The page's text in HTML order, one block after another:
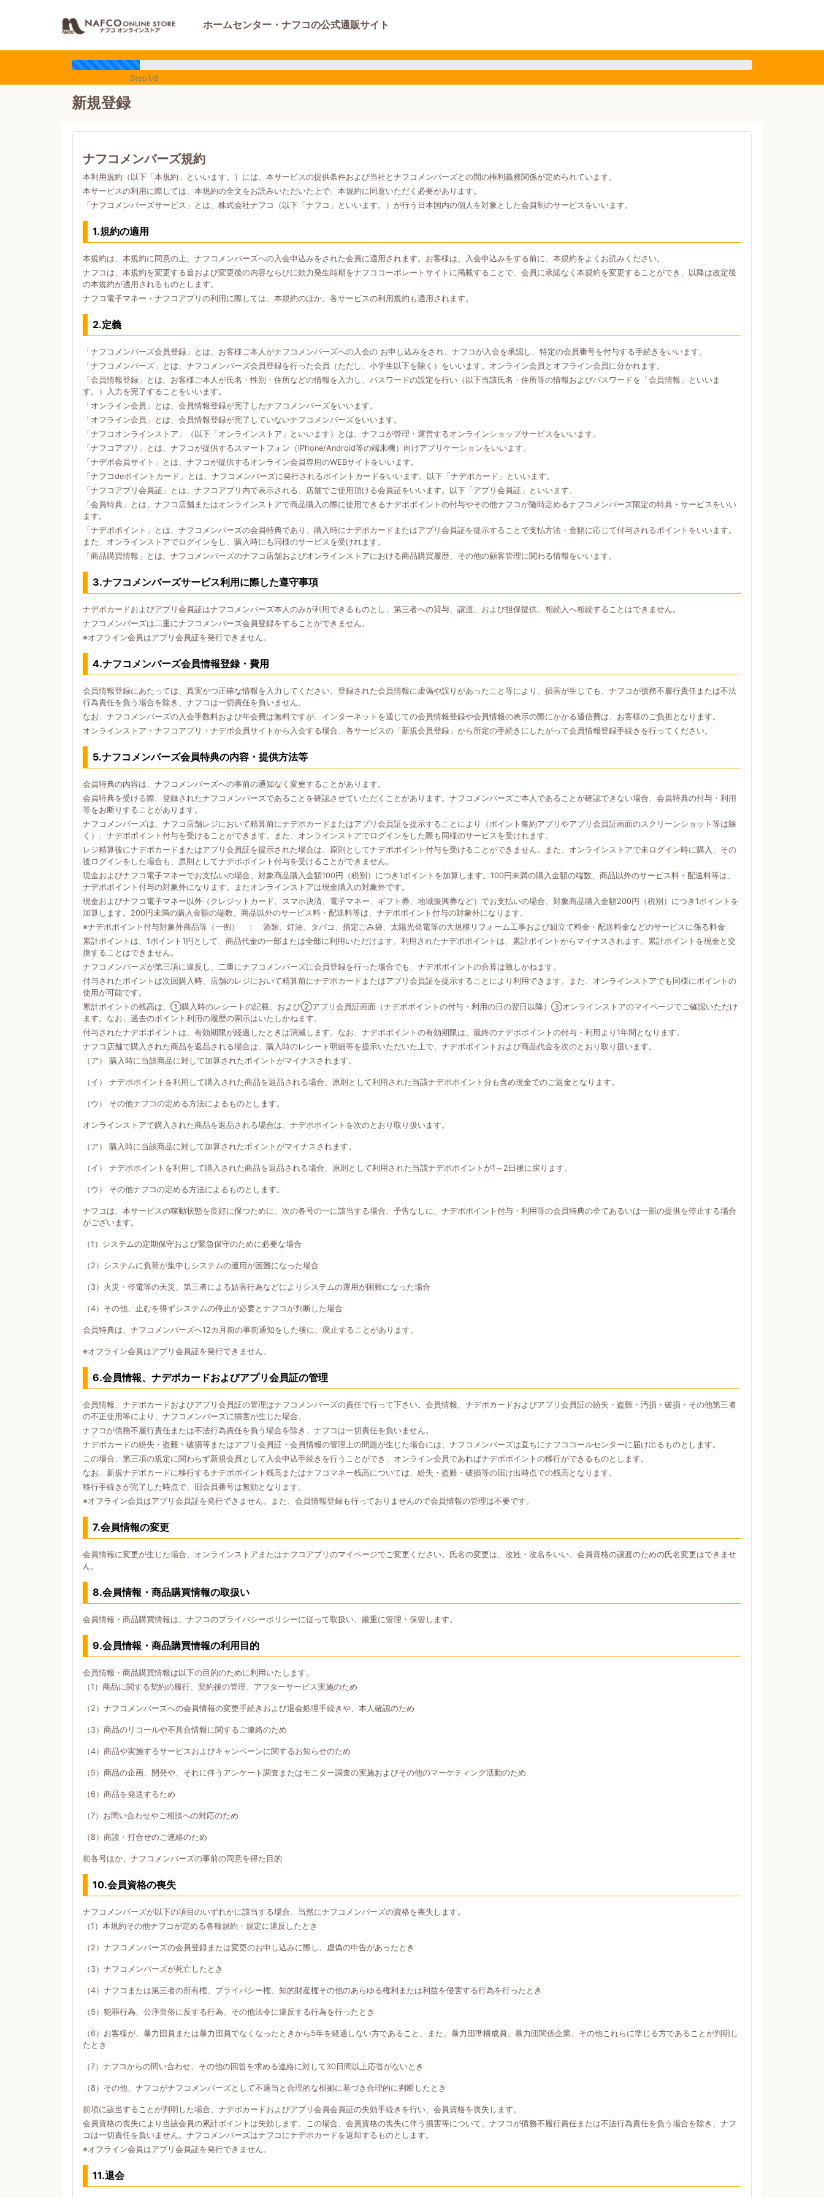
ホームセンター・ナフコの公式通販サイト
Step1/8
新規登録
ナフコメンバーズ規約
本利用規約（以下「本規約」といいます。）には、本サービスの提供条件および当社とナフコメンバーズとの間の権利義務関係が定められています。
本サービスの利用に際しては、本規約の全文をお読みいただいた上で、本規約に同意いただく必要があります。
「ナフコメンバーズサービス」とは、株式会社ナフコ（以下「ナフコ」といいます。）が行う日本国内の個人を対象とした会員制のサービスをいいます。
1.規約の適用
本規約は、本規約に同意の上、ナフコメンバーズへの入会申込みをされた会員に適用されます。お客様は、入会申込みをする前に、本規約をよくお読みください。
ナフコは、本規約を変更する旨および変更後の内容ならびに効力発生時期をナフココーポレートサイトに掲載することで、会員に承諾なく本規約を変更することができ、以降は改定後
の本規約が適用されるものとします。
ナフコ電子マネー・ナフコアプリの利用に際しては、本規約のほか、各サービスの利用規約も適用されます。
2.定義
「ナフコメンバーズ会員登録」とは、お客様ご本人がナフコメンバーズへの入会の お申し込みをされ、ナフコが入会を承認し、特定の会員番号を付与する手続きをいいます。
「ナフコメンバーズ」とは、ナフコメンバーズ会員登録を行った会員（ただし、小学生以下を除く）をいいます。オンライン会員とオフライン会員に分かれます。
「会員情報登録」とは、お客様ご本人が氏名・性別・住所などの情報を入力し、パスワードの設定を行い（以下当該氏名・住所等の情報およびパスワードを「会員情報」といいま
す。）入力を完了することをいいます。
「オンライン会員」とは、会員情報登録が完了したナフコメンバーズをいいます。
「オフライン会員」とは、会員情報登録が完了していないナフコメンバーズをいいます。
「ナフコオンラインストア」（以下「オンラインストア」といいます）とは、ナフコが管理・運営するオンラインショップサービスをいいます。
「ナフコアプリ」とは、ナフコが提供するスマートフォン（iPhone/Android等の端末機）向けアプリケーションをいいます。
「ナデポ会員サイト」とは、ナフコが提供するオンライン会員専用のWEBサイトをいいます。
「ナフコdeポイントカード」とは、ナフコメンバーズに発行されるポイントカードをいいます。以下「ナデポカード」といいます。
「ナフコアプリ会員証」とは、ナフコアプリ内で表示される、店舗でご使用頂ける会員証をいいます。以下「アプリ会員証」といいます。
「会員特典」とは、ナフコ店舗またはオンラインストアで商品購入の際に使用できるナデポポイントの付与やその他ナフコが随時定めるナフコメンバーズ限定の特典・サービスをいい
ます。
「ナデポポイント」とは、ナフコメンバーズの会員特典であり、購入時にナデポカードまたはアプリ会員証を提示することで支払方法・金額に応じて付与されるポイントをいいます。
また、オンラインストアでログインをし、購入時にも同様のサービスを受けれます。
「商品購買情報」とは、ナフコメンバーズのナフコ店舗およびオンラインストアにおける商品購買履歴、その他の顧客管理に関わる情報をいいます。
3.ナフコメンバーズサービス利用に際した遵守事項
ナデポカードおよびアプリ会員証はナフコメンバーズ本人のみが利用できるものとし、第三者への貸与、譲渡、および担保提供、相続人へ相続することはできません。
ナフコメンバーズは二重にナフコメンバーズ会員登録をすることができません。
※オフライン会員はアプリ会員証を発行できません。
4.ナフコメンバーズ会員情報登録・費用
会員情報登録にあたっては、真実かつ正確な情報を入力してください。登録された会員情報に虚偽や誤りがあったこと等により、損害が生じても、ナフコが債務不履行責任または不法
行為責任を負う場合を除き、ナフコは一切責任を負いません。
なお、ナフコメンバーズの入会手数料および年会費は無料ですが、インターネットを通じての会員情報登録や会員情報の表示の際にかかる通信費は、お客様のご負担となります。
オンラインストア・ナフコアプリ・ナデポ会員サイトから入会する場合、各サービスの「新規会員登録」から所定の手続きにしたがって会員情報登録手続きを行ってください。
5.ナフコメンバーズ会員特典の内容・提供方法等
会員特典の内容は、ナフコメンバーズへの事前の通知なく変更することがあります。
会員特典を受ける際、登録されたナフコメンバーズであることを確認させていただくことがあります。ナフコメンバーズご本人であることが確認できない場合、会員特典の付与・利用
等をお断りすることがあります。
ナフコメンバーズは、ナフコ店舗レジにおいて精算前にナデポカードまたはアプリ会員証を提示することにより（ポイント集約アプリやアプリ会員証画面のスクリーンショット等は除
く）、ナデポポイント付与を受けることができます。また、オンラインストアでログインをした際も同様のサービスを受けれます。
レジ精算後にナデポカードまたはアプリ会員証を提示された場合は、原則としてナデポポイント付与を受けることができません。また、オンラインストアで未ログイン時に購入、その
後ログインをした場合も、原則としてナデポポイント付与を受けることができません。
現金およびナフコ電子マネーでお支払いの場合、対象商品購入金額100円（税別）につき1ポイントを加算します。100円未満の購入金額の端数、商品以外のサービス料・配送料等は、
ナデポポイント付与の対象外になります。またオンラインストアは現金購入の対象外です。
現金およびナフコ電子マネー以外（クレジットカード、スマホ決済、電子マネー、ギフト券、地域振興券など）でお支払いの場合、対象商品購入金額200円（税別）につき1ポイントを
加算します。200円未満の購入金額の端数、商品以外のサービス料・配送料等は、ナデポポイント付与の対象外になります。
※ナデポポイント付与対象外商品等（一例） ： 酒類、灯油、タバコ、指定ごみ袋、太陽光発電等の大規模リフォーム工事および組立て料金・配送料金などのサービスに係る料金
累計ポイントは、1ポイント1円として、商品代金の一部または全部に利用いただけます。利用されたナデポポイントは、累計ポイントからマイナスされます。累計ポイントを現金と交
換することはできません。
ナフコメンバーズが第三項に違反し、二重にナフコメンバーズに会員登録を行った場合でも、ナデポポイントの合算は致しかねます。
付与されたポイントは次回購入時、店舗のレジにおいて精算前にナデポカードまたはアプリ会員証を提示することにより利用できます。また、オンラインストアでも同様にポイントの
使用が可能です。
累計ポイントの残高は、①購入時のレシートの記載、および②アプリ会員証画面（ナデポポイントの付与・利用の日の翌日以降）③オンラインストアのマイページでご確認いただけ
ます。なお、過去のポイント利用の履歴の開示はいたしかねます。
付与されたナデポポイントは、有効期限が経過したときは消滅します。なお、ナデポポイントの有効期限は、最終のナデポポイントの付与・利用より1年間となります。
ナフコ店舗で購入された商品を返品される場合は、購入時のレシート明細等を提示いただいた上で、ナデポポイントおよび商品代金を次のとおり取り扱います。
（ア） 購入時に当該商品に対して加算されたポイントがマイナスされます。
（イ） ナデポポイントを利用して購入された商品を返品される場合、原則として利用された当該ナデポポイント分も含め現金でのご返金となります。
（ウ） その他ナフコの定める方法によるものとします。
オンラインストアで購入された商品を返品される場合は、ナデポポイントを次のとおり取り扱います。
（ア） 購入時に当該商品に対して加算されたポイントがマイナスされます。
（イ） ナデポポイントを利用して購入された商品を返品される場合、原則として利用された当該ナデポポイントが1～2日後に戻ります。
（ウ） その他ナフコの定める方法によるものとします。
ナフコは、本サービスの稼動状態を良好に保つために、次の各号の一に該当する場合、予告なしに、ナデポポイント付与・利用等の会員特典の全てあるいは一部の提供を停止する場合
がございます。
（1）システムの定期保守および緊急保守のために必要な場合
（2）システムに負荷が集中しシステムの運用が困難になった場合
（3）火災・停電等の天災、第三者による妨害行為などによりシステムの運用が困難になった場合
（4）その他、止むを得ずシステムの停止が必要とナフコが判断した場合
会員特典は、ナフコメンバーズへ12カ月前の事前通知をした後に、廃止することがあります。
※オフライン会員はアプリ会員証を発行できません。
6.会員情報、ナデポカードおよびアプリ会員証の管理
会員情報、ナデポカードおよびアプリ会員証の管理はナフコメンバーズの責任で行って下さい。会員情報、ナデポカードおよびアプリ会員証の紛失・盗難・汚損・破損・その他第三者
の不正使用等により、ナフコメンバーズに損害が生じた場合、
ナフコが債務不履行責任または不法行為責任を負う場合を除き、ナフコは一切責任を負いません。
ナデポカードの紛失・盗難・破損等またはアプリ会員証・会員情報の管理上の問題が生じた場合には、ナフコメンバーズは直ちにナフココールセンターに届け出るものとします。
この場合、第三項の規定に関わらず新規会員として入会申込手続きを行うことができ、オンライン会員であればナデポポイントの移行ができるものとします。
なお、新規ナデポカードに移行するナデポポイント残高またはナフコマネー残高については、紛失・盗難・破損等の届け出時点での残高となります。
移行手続きが完了した時点で、旧会員番号は無効となります。
※オフライン会員はアプリ会員証を発行できません。また、会員情報登録も行っておりませんので会員情報の管理は不要です。
7.会員情報の変更
会員情報に変更が生じた場合、オンラインストアまたはナフコアプリのマイページでご変更ください。氏名の変更は、改姓・改名をいい、会員資格の譲渡のための氏名変更はできませ
ん。
8.会員情報・商品購買情報の取扱い
会員情報・商品購買情報は、ナフコのプライバシーポリシーに従って取扱い、厳重に管理・保管します。
9.会員情報・商品購買情報の利用目的
会員情報・商品購買情報は以下の目的のために利用いたします。
（1）商品に関する契約の履行、契約後の管理、アフターサービス実施のため
（2）ナフコメンバーズへの会員情報の変更手続きおよび退会処理手続きや、本人確認のため
（3）商品のリコールや不具合情報に関するご連絡のため
（4）商品や実施するサービスおよびキャンペーンに関するお知らせのため
（5）商品の企画、開発や、それに伴うアンケート調査またはモニター調査の実施およびその他のマーケティング活動のため
（6）商品を発送するため
（7）お問い合わせやご相談への対応のため
（8）商談・打合せのご連絡のため
前各号ほか、ナフコメンバーズの事前の同意を得た目的
10.会員資格の喪失
ナフコメンバーズが以下の項目のいずれかに該当する場合、当然にナフコメンバーズの資格を喪失します。
（1）本規約その他ナフコが定める各種規約・規定に違反したとき
（2）ナフコメンバーズの会員登録または変更のお申し込みに際し、虚偽の申告があったとき
（3）ナフコメンバーズが死亡したとき
（4）ナフコまたは第三者の所有権、プライバシー権、知的財産権その他のあらゆる権利または利益を侵害する行為を行ったとき
（5）犯罪行為、公序良俗に反する行為、その他法令に違反する行為を行ったとき
（6）お客様が、暴力団員または暴力団員でなくなったときから5年を経過しない方であること、また、暴力団準構成員、暴力団関係企業、その他これらに準じる方であることが判明し
たとき
（7）ナフコからの問い合わせ、その他の回答を求める連絡に対して30日間以上応答がないとき
（8）その他、ナフコがナフコメンバーズとして不適当と合理的な根拠に基づき合理的に判断したとき
前項に該当することが判明した場合、ナデポカードおよびアプリ会員会員証の失効手続きを行い、会員資格を喪失します。
会員資格の喪失により当該会員の累計ポイントは失効します。この場合、会員資格の喪失に伴う損害等について、ナフコが債務不履行責任または不法行為責任を負う場合を除き、ナフ
コは一切責任を負いません。ナフコメンバーズはナフコにナデポカードを返却するものとします。
※オフライン会員はアプリ会員証を発行できません。
11.退会